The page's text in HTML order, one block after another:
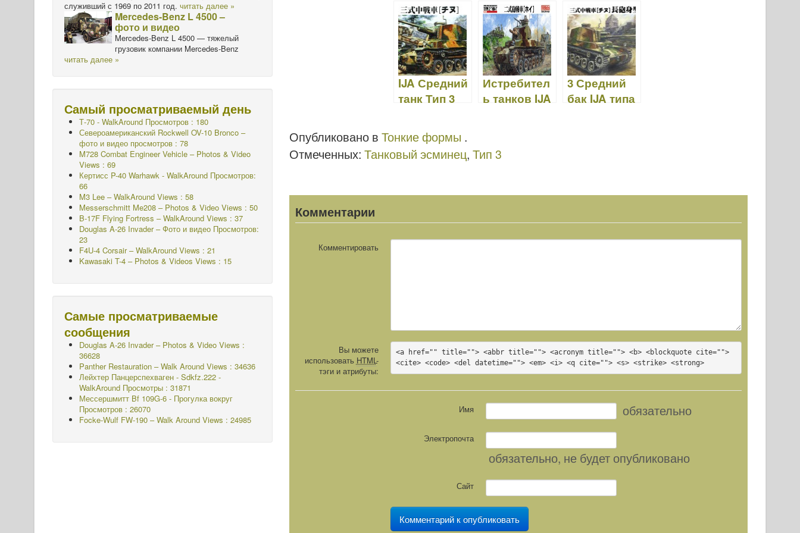
bl
r
o
d
o
n
di
t
e
IJA Средний
танк Тип 3
Тонкие
формы
FM11
Истребител
ь танков IJA
FM24
3 Средний
бак IJA типа
FM29
Опубликовано в Тонкие формы .
Отмеченных: Танковый эсминец, Тип 3
Комментарии
Комментировать
Вы можете
использовать HTML-
тэги и атрибуты:
<a href="" title=""> <abbr title=""> <acronym title=""> <b> <blockquote cite="">
<cite> <code> <del datetime=""> <em> <i> <q cite=""> <s> <strike> <strong>
Имя обязательно
Электропочта
обязательно, не будет опубликовано
Сайт
служивший с 1969 по 2011 год. читать далее »
Mercedes-Benz L 4500 –
фото и видео
Mercedes-Benz L 4500 — тяжелый
грузовик компании Mercedes-Benz
читать далее »
Самый просматриваемый день
Т-70 - WalkAround Просмотров : 180
Североамериканский Rockwell OV-10 Bronco –
фото и видео просмотров : 78
M728 Combat Engineer Vehicle – Photos & Video
Views : 69
Кертисс P-40 Warhawk - WalkAround Просмотров:
66
M3 Lee – WalkAround Views : 58
Messerschmitt Me208 – Photos & Video Views : 50
B-17F Flying Fortress – WalkAround Views : 37
Douglas A-26 Invader – Фото и видео Просмотров:
23
F4U-4 Corsair – WalkAround Views : 21
Kawasaki T-4 – Photos & Videos Views : 15
Самые просматриваемые
сообщения
Douglas A-26 Invader – Photos & Video Views :
36628
Panther Restauration – Walk Around Views : 34636
Лейхтер Панцерспехваген - Sdkfz.222 -
WalkAround Просмотры : 31871
Мессершмитт Bf 109G-6 - Прогулка вокруг
Просмотров : 26070
Focke-Wulf FW-190 – Walk Around Views : 24985